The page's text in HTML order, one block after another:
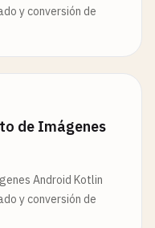
y conversión de
de Imágenes
Android Kotlin
y conversión de